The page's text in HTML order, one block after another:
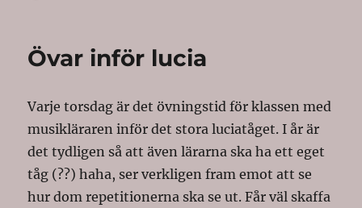
Övar inför lucia
Varje torsdag är det övningstid för klassen med
musikläraren inför det stora luciatåget. I år är
det tydligen så att även lärarna ska ha ett eget
tåg (??) haha, ser verkligen fram emot att se
hur dom repetitionerna ska se ut. Får väl skaffa